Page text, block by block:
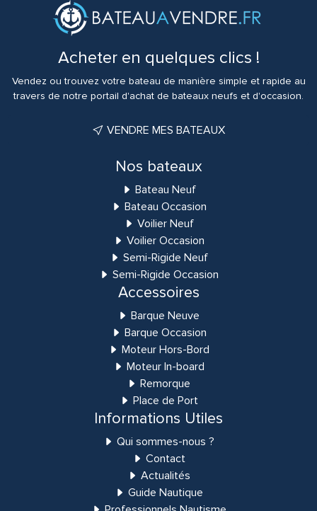
Acheter en quelques clics !
Vendez ou trouvez votre bateau de manière simple et rapide au
travers de notre portail d'achat de bateaux neufs et d'occasion.
VENDRE MES BATEAUX
Nos bateaux
Bateau Neuf
Bateau Occasion
Voilier Neuf
Voilier Occasion
Semi-Rigide Neuf
Semi-Rigide Occasion
Accessoires
Barque Neuve
Barque Occasion
Moteur Hors-Bord
Moteur In-board
Remorque
Place de Port
Informations Utiles
Qui sommes-nous ?
Contact
Actualités
Guide Nautique